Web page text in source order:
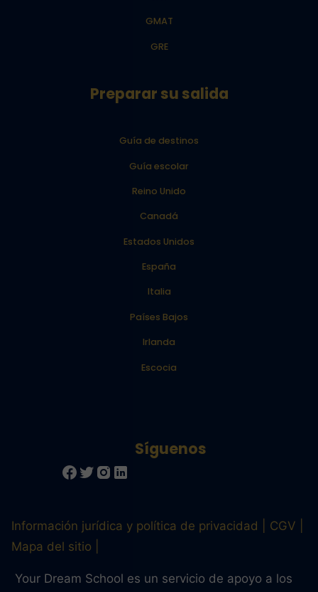
GMAT
GRE
Preparar su salida
Guía de destinos
Guía escolar
Reino Unido
Canadá
Estados Unidos
España
Italia
Países Bajos
Irlanda
Escocia
Información jurídica y política de privacidad
CGV
Mapa del sitio
Your Dream School es un servicio de apoyo a los